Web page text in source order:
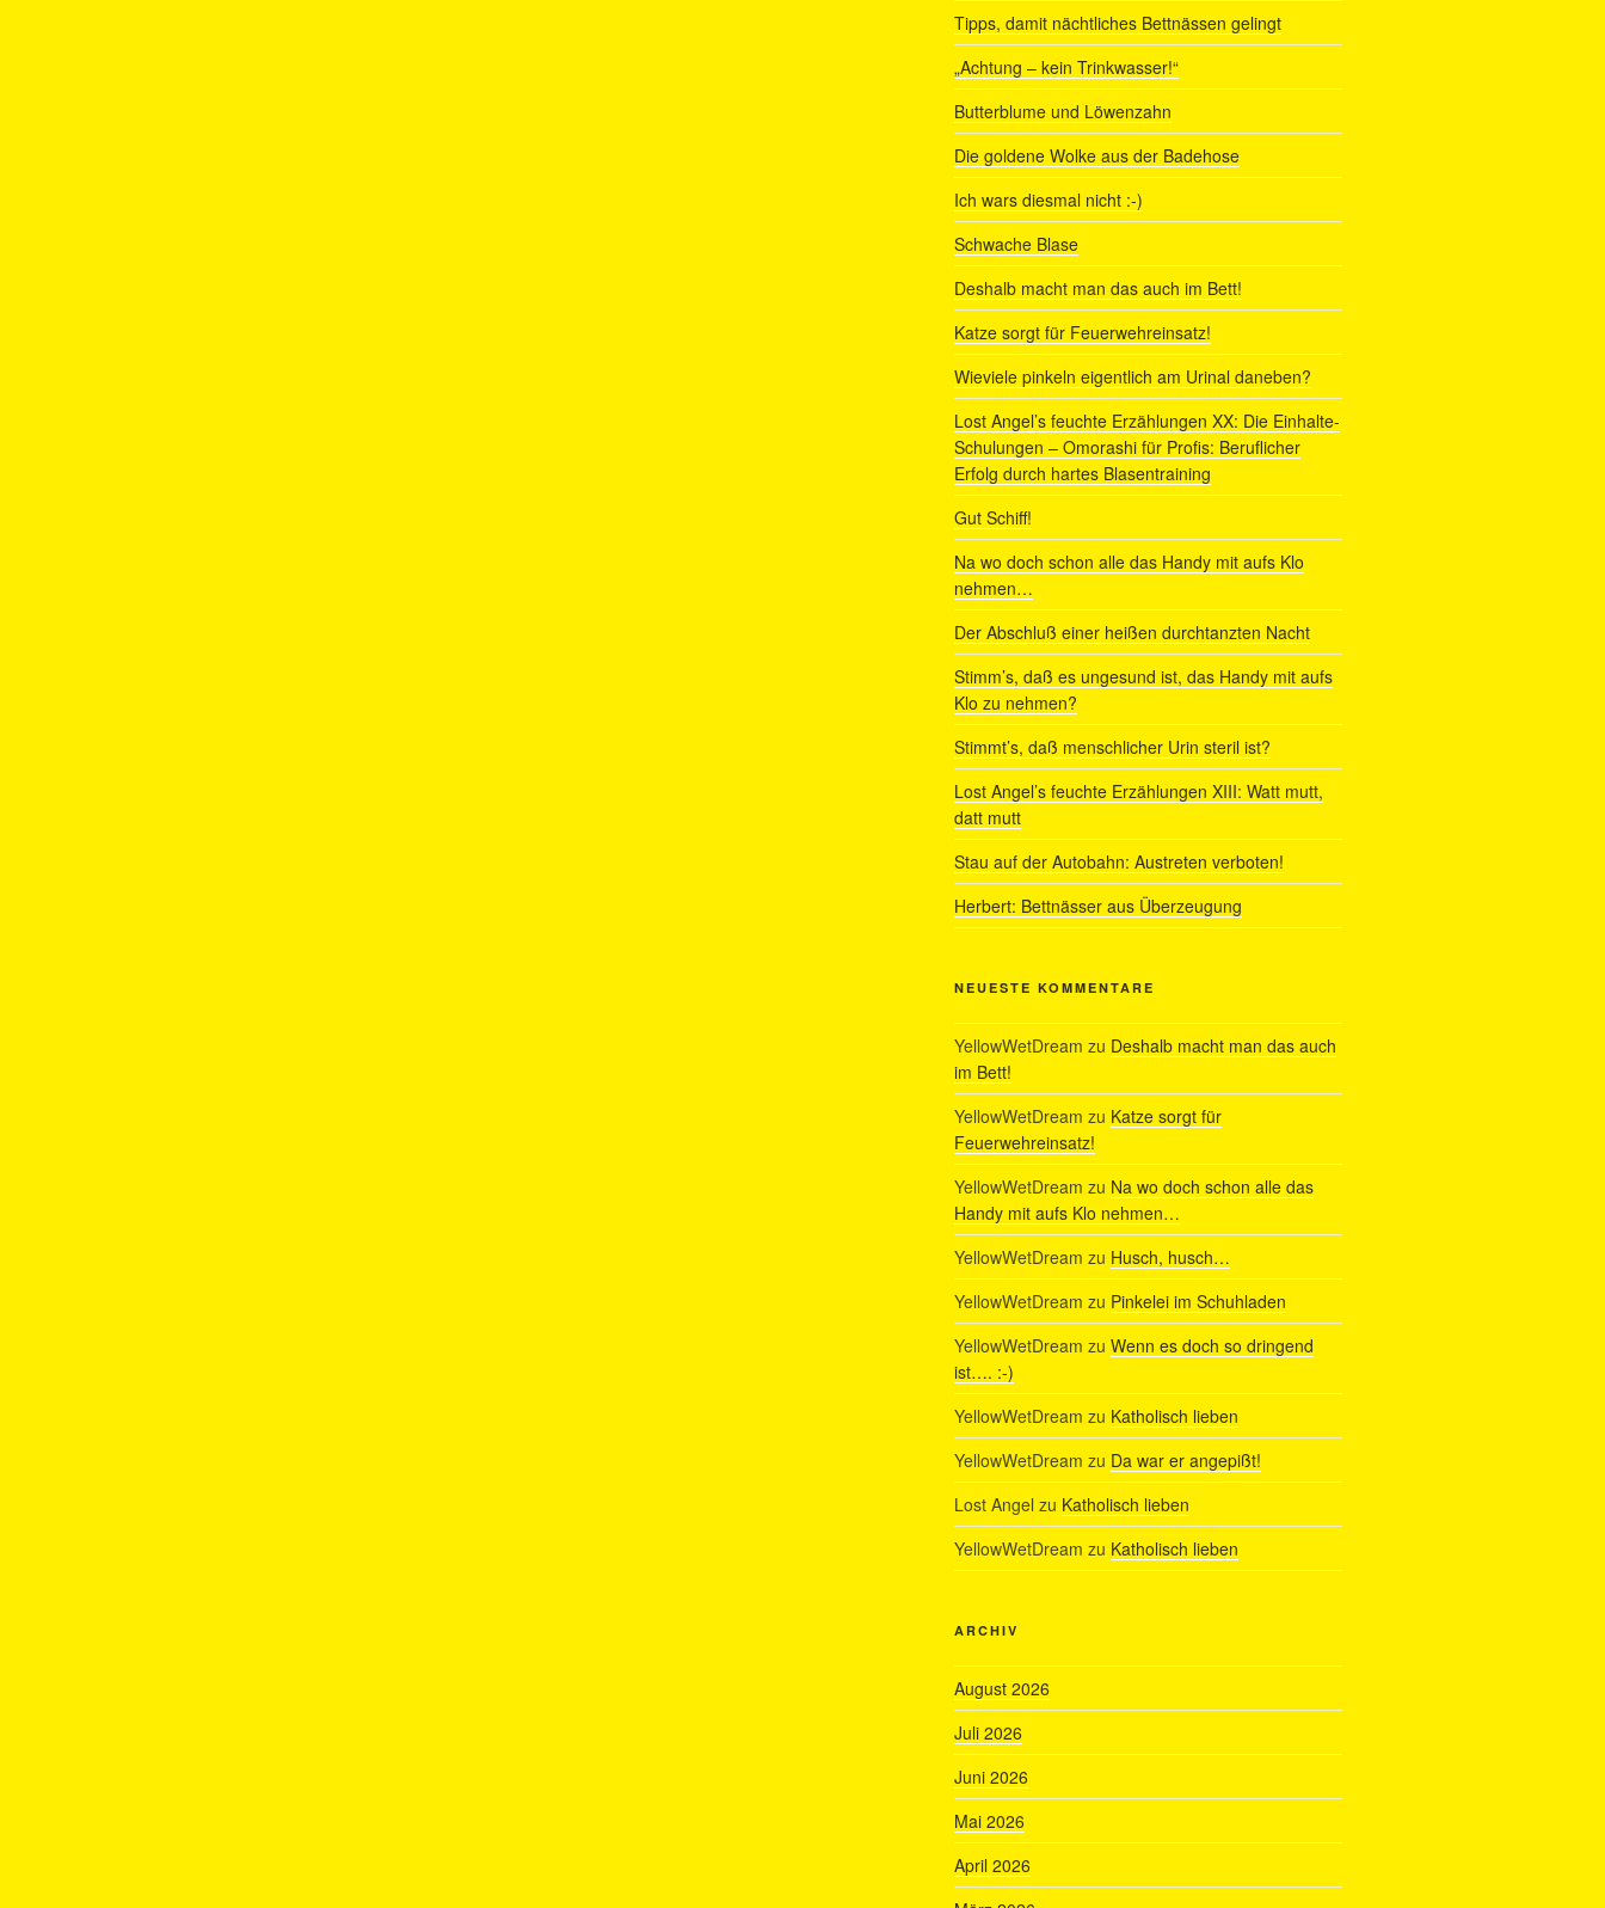
Tipps, damit nächtliches Bettnässen gelingt
„Achtung – kein Trinkwasser!“
Butterblume und Löwenzahn
Die goldene Wolke aus der Badehose
Ich wars diesmal nicht :-)
Schwache Blase
Deshalb macht man das auch im Bett!
Katze sorgt für Feuerwehreinsatz!
Wieviele pinkeln eigentlich am Urinal daneben?
Lost Angel’s feuchte Erzählungen XX: Die Einhalte-
Schulungen – Omorashi für Profis: Beruflicher
Erfolg durch hartes Blasentraining
Gut Schiff!
Na wo doch schon alle das Handy mit aufs Klo
nehmen…
Der Abschluß einer heißen durchtanzten Nacht
Stimm’s, daß es ungesund ist, das Handy mit aufs
Klo zu nehmen?
Stimmt’s, daß menschlicher Urin steril ist?
Lost Angel’s feuchte Erzählungen XIII: Watt mutt,
datt mutt
Stau auf der Autobahn: Austreten verboten!
Herbert: Bettnässer aus Überzeugung
NEUESTE KOMMENTARE
YellowWetDream zu Deshalb macht man das auch
im Bett!
YellowWetDream zu Katze sorgt für
Feuerwehreinsatz!
YellowWetDream zu Na wo doch schon alle das
Handy mit aufs Klo nehmen…
YellowWetDream zu Husch, husch…
YellowWetDream zu Pinkelei im Schuhladen
YellowWetDream zu Wenn es doch so dringend
ist…. :-)
YellowWetDream zu Katholisch lieben
YellowWetDream zu Da war er angepißt!
Lost Angel zu Katholisch lieben
YellowWetDream zu Katholisch lieben
ARCHIV
August 2026
Juli 2026
Juni 2026
Mai 2026
April 2026